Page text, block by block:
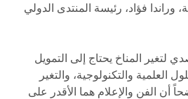
وراندا فؤاد، رئيسة المنتدى الدولي
لتغير المناخ يحتاج إلى التمويل
العلمية والتكنولوجية، والتغير
أن الفن والإعلام هما الأقدر على